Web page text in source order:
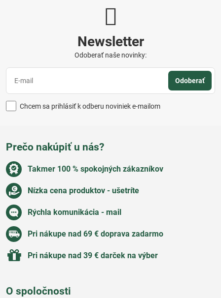
Newsletter
Odoberať naše novinky:
Odoberať
Chcem sa prihlásiť k odberu noviniek e-mailom
Prečo nakúpiť u nás?
Takmer 100 % spokojných zákazníkov
Nízka cena produktov - ušetríte
Rýchla komunikácia - mail
Pri nákupe nad 69 € doprava zadarmo
Pri nákupe nad 39 € darček na výber
O spoločnosti